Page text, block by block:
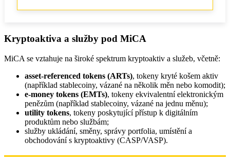
Kryptoaktiva a služby pod MiCA
MiCA se vztahuje na široké spektrum kryptoaktiv a služeb, včetně:
asset-referenced tokens (ARTs), tokeny kryté košem aktiv
(například stablecoiny, vázané na několik měn nebo komodit);
e-money tokens (EMTs), tokeny ekvivalentní elektronickým
penězům (například stablecoiny, vázané na jednu měnu);
utility tokens, tokeny poskytující přístup k digitálním
produktům nebo službám;
služby ukládání, směny, správy portfolia, umístění a
obchodování s kryptoaktivy (CASP/VASP).